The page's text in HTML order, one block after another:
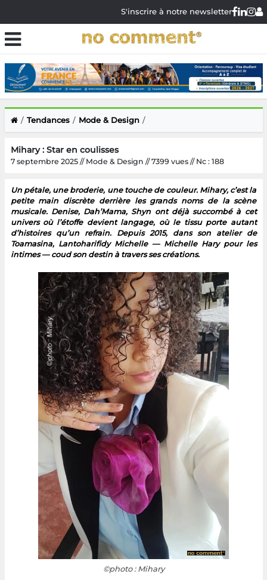
S'inscrire à notre newsletter
Tendances Mode & Design
Mihary : Star en coulisses
7 septembre 2025 // Mode & Design // 7399 vues // Nc : 188
Un pétale, une broderie, une touche de couleur. Mihary, c’est la
petite main discrète derrière les grands noms de la scène
musicale. Denise, Dah’Mama, Shyn ont déjà succombé à cet
univers où l’étoffe devient langage, où le tissu porte autant
d’histoires qu’un refrain. Depuis 2015, dans son atelier de
Toamasina, Lantoharifidy Michelle — Michelle Hary pour les
intimes — coud son destin à travers ses créations.
©photo : Mihary